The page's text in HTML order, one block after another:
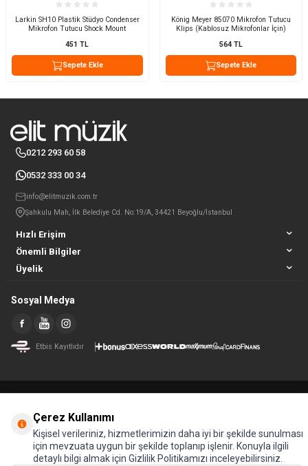
Larkin SH10 Plastik Stüdyo Condenser
Mikrofon Tutucu Shock Mount
451 TL
Sepete Ekle
König Meyer 85070 Mikrofon Tutucu
Klips (Kablosuz Mikrofonlar İçin)
564TL
Sepete Ekle
Hızlı Erişim
Önemli Bilgiler
Üyelik
0212 293 60 58
0532 333 00 34
info@elitmuzik.com.tr
Şahkulu Mah, İlk Belediye Cd. No:19/A, 34421 Beyoğlu/İstanbul
Sosyal Medya
Etbis Kayıtlıdır
Çerez Kullanımı
Kişisel verileriniz, hizmetlerimizin daha iyi bir şekilde sunulması
için mevzuata uygun bir şekilde toplanıp işlenir. Konuyla ilgili
detaylı bilgi almak için Gizlilik Politikamızı inceleyebilirsiniz.